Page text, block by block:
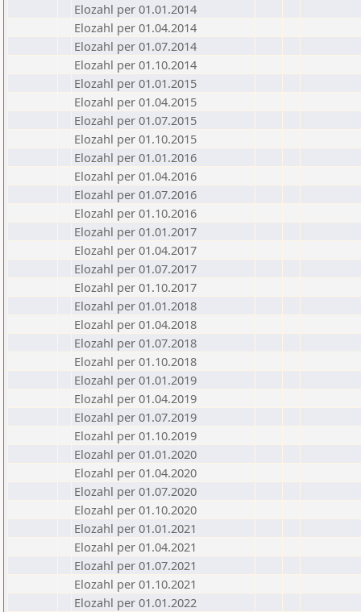
Elozahl per 01.01.2014
Elozahl per 01.04.2014
Elozahl per 01.07.2014
Elozahl per 01.10.2014
Elozahl per 01.01.2015
Elozahl per 01.04.2015
Elozahl per 01.07.2015
Elozahl per 01.10.2015
Elozahl per 01.01.2016
Elozahl per 01.04.2016
Elozahl per 01.07.2016
Elozahl per 01.10.2016
Elozahl per 01.01.2017
Elozahl per 01.04.2017
Elozahl per 01.07.2017
Elozahl per 01.10.2017
Elozahl per 01.01.2018
Elozahl per 01.04.2018
Elozahl per 01.07.2018
Elozahl per 01.10.2018
Elozahl per 01.01.2019
Elozahl per 01.04.2019
Elozahl per 01.07.2019
Elozahl per 01.10.2019
Elozahl per 01.01.2020
Elozahl per 01.04.2020
Elozahl per 01.07.2020
Elozahl per 01.10.2020
Elozahl per 01.01.2021
Elozahl per 01.04.2021
Elozahl per 01.07.2021
Elozahl per 01.10.2021
Elozahl per 01.01.2022